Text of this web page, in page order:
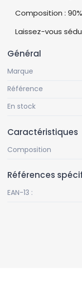
Composition :
Laissez-vous
Général
Marque
Référence
En stock
Caractéristiques
Composition
Références
EAN-13 :